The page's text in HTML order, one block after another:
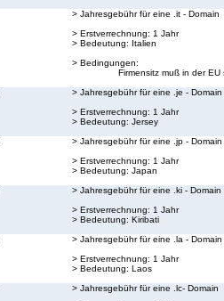
> Jahresgebühr für eine .it - Domain
> Erstverrechnung: 1 Jahr
> Bedeutung: Italien
> Bedingungen:
Firmensitz muß in der EU
> Jahresgebühr für eine .je - Domain
> Erstverrechnung: 1 Jahr
> Bedeutung: Jersey
> Jahresgebühr für eine .jp - Domain
> Erstverrechnung: 1 Jahr
> Bedeutung: Japan
> Jahresgebühr für eine .ki - Domain
> Erstverrechnung: 1 Jahr
> Bedeutung: Kiribati
> Jahresgebühr für eine .la - Domain
> Erstverrechnung: 1 Jahr
> Bedeutung: Laos
> Jahresgebühr für eine .lc- Domain